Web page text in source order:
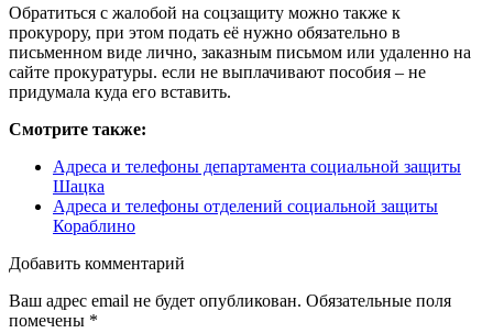
Обратиться с жалобой на соцзащиту можно также к
прокурору, при этом подать её нужно обязательно в
письменном виде лично, заказным письмом или удаленно на
сайте прокуратуры. если не выплачивают пособия – не
придумала куда его вставить.
Смотрите также:
Адреса и телефоны департамента социальной защиты
Шацка
Адреса и телефоны отделений социальной защиты
Кораблино
Добавить комментарий
Ваш адрес email не будет опубликован. Обязательные поля
помечены *